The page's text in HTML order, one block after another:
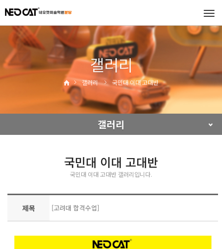
갤러리
갤러리 국민대 이대 고대반
갤러리
국민대 이대 고대반
국민대 이대 고대반 갤러리입니다.
제목 [고려대 합격수업]